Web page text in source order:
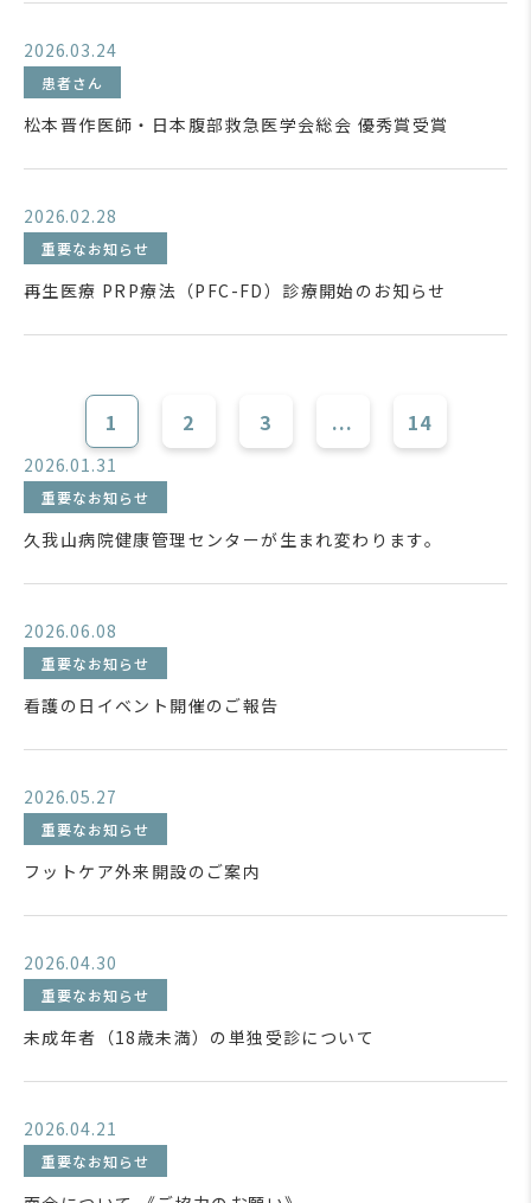
2026.03.24
患者さん
松本晋作医師・日本腹部救急医学会総会 優秀賞受賞
2026.02.28
重要なお知らせ
再生医療 PRP療法（PFC-FD）診療開始のお知らせ
1 2 3 ... 14
2026.01.31
重要なお知らせ
久我山病院健康管理センターが生まれ変わります。
2026.06.08
重要なお知らせ
看護の日イベント開催のご報告
2026.05.27
重要なお知らせ
フットケア外来開設のご案内
2026.04.30
重要なお知らせ
未成年者（18歳未満）の単独受診について
2026.04.21
重要なお知らせ